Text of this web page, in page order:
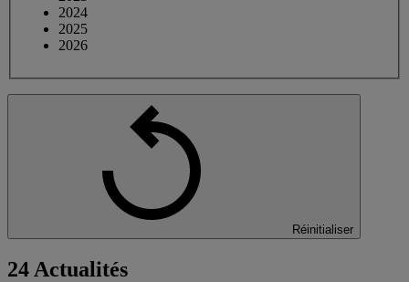
2024
2025
2026
Réinitialiser
24 Actualités